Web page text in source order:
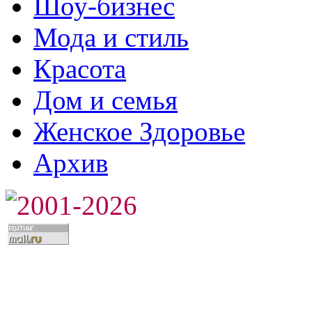
Мода и стиль
Красота
Дом и семья
Женское Здоровье
Архив
2001-2026